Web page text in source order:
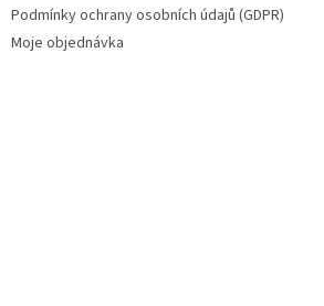
Podmínky ochrany osobních údajů (GDPR)
Moje objednávka